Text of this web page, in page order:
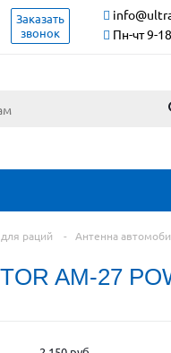
Заказать
звонок
Пн-чт 9-
раций - Антенна
AM-27